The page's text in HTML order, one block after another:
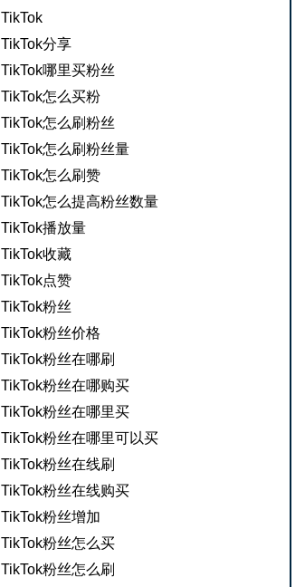
TikTok
TikTok分享
TikTok哪里买粉丝
TikTok怎么买粉
TikTok怎么刷粉丝
TikTok怎么刷粉丝量
TikTok怎么刷赞
TikTok怎么提高粉丝数量
TikTok播放量
TikTok收藏
TikTok点赞
TikTok粉丝
TikTok粉丝价格
TikTok粉丝在哪刷
TikTok粉丝在哪购买
TikTok粉丝在哪里买
TikTok粉丝在哪里可以买
TikTok粉丝在线刷
TikTok粉丝在线购买
TikTok粉丝增加
TikTok粉丝怎么买
TikTok粉丝怎么刷